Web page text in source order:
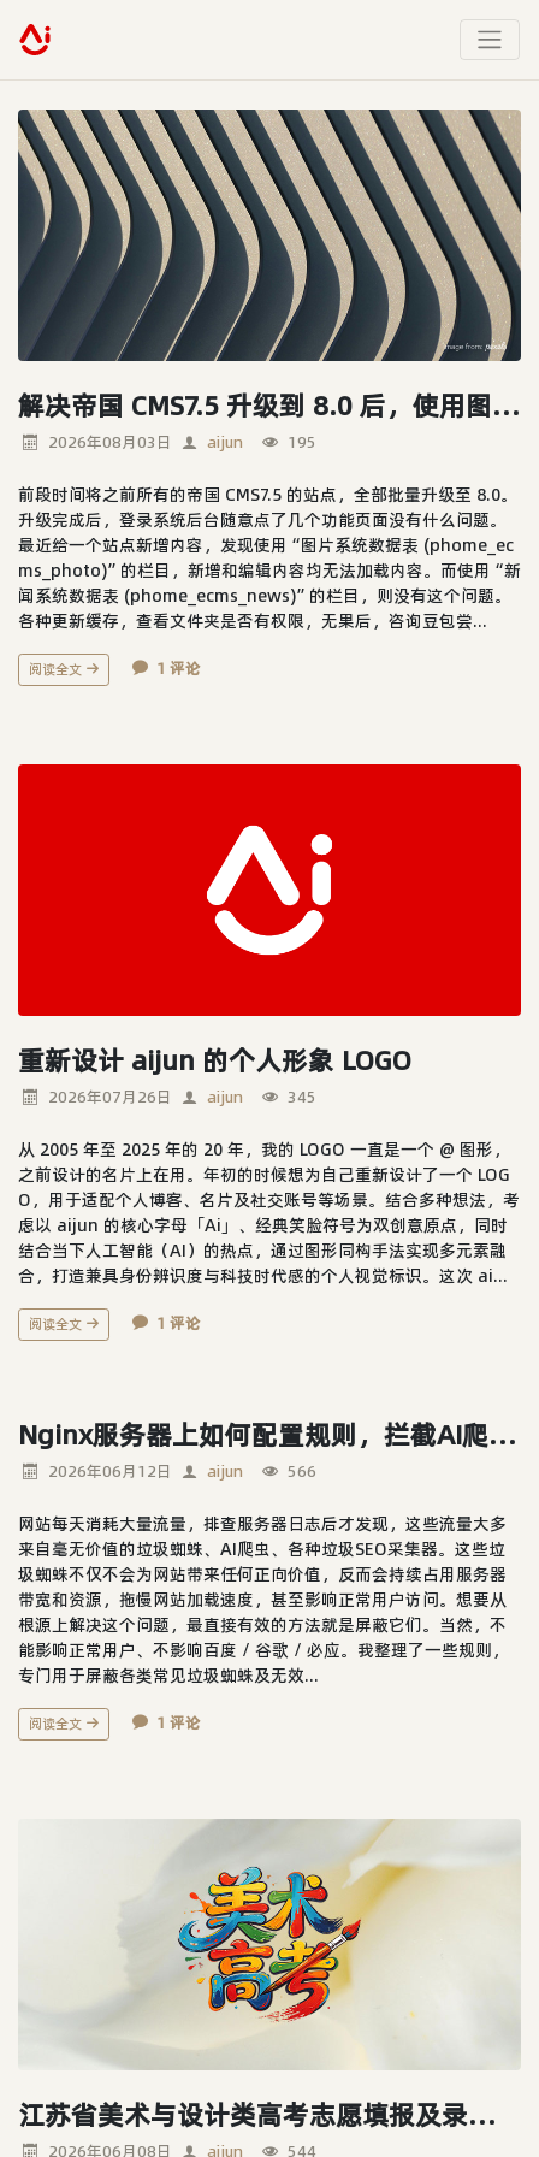
解决帝国 CMS7.5 升级到 8.0 后，使用图片模型的栏目新增编辑内容没法加载的问题
2026年08月03日 aijun 195
前段时间将之前所有的帝国 CMS7.5 的站点，全部批量升级至 8.0。
升级完成后，登录系统后台随意点了几个功能页面没有什么问题。
最近给一个站点新增内容，发现使用“图片系统数据表 (phome_ec
ms_photo)”的栏目，新增和编辑内容均无法加载内容。而使用“新
闻系统数据表 (phome_ecms_news)”的栏目，则没有这个问题。
各种更新缓存，查看文件夹是否有权限，无果后，咨询豆包尝...
阅读全文 1 评论
重新设计 aijun 的个人形象 LOGO
2026年07月26日 aijun 345
从 2005 年至 2025 年的 20 年，我的 LOGO 一直是一个 @ 图形，
之前设计的名片上在用。年初的时候想为自己重新设计了一个 LOG
O，用于适配个人博客、名片及社交账号等场景。结合多种想法，考
虑以 aijun 的核心字母「Ai」、经典笑脸符号为双创意原点，同时
结合当下人工智能（AI）的热点，通过图形同构手法实现多元素融
合，打造兼具身份辨识度与科技时代感的个人视觉标识。这次 ai...
阅读全文 1 评论
Nginx服务器上如何配置规则，拦截AI爬虫、垃圾SEO蜘蛛采集器、拦截空UA
2026年06月12日 aijun 566
网站每天消耗大量流量，排查服务器日志后才发现，这些流量大多
来自毫无价值的垃圾蜘蛛、AI爬虫、各种垃圾SEO采集器。这些垃
圾蜘蛛不仅不会为网站带来任何正向价值，反而会持续占用服务器
带宽和资源，拖慢网站加载速度，甚至影响正常用户访问。想要从
根源上解决这个问题，最直接有效的方法就是屏蔽它们。当然，不
能影响正常用户、不影响百度 / 谷歌 / 必应。我整理了一些规则，
专门用于屏蔽各类常见垃圾蜘蛛及无效...
阅读全文 1 评论
江苏省美术与设计类高考志愿填报及录取规则详解
2026年06月08日 aijun 544